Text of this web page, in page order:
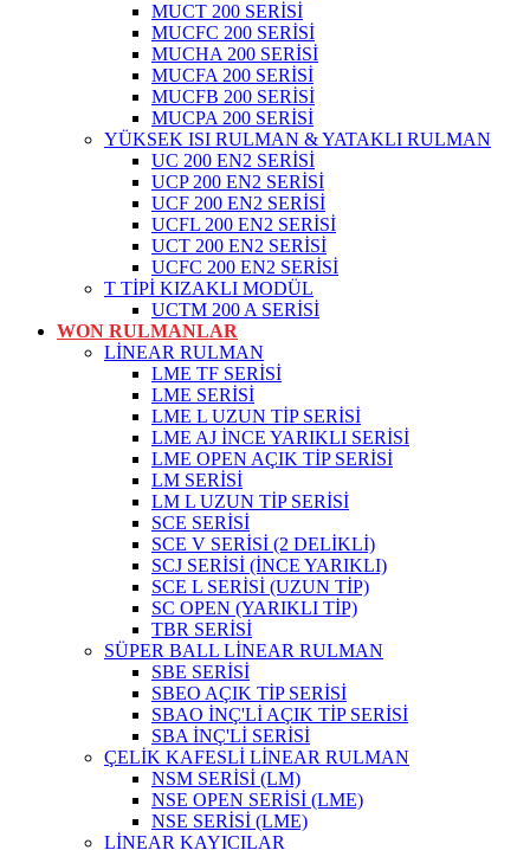
MUCT 200 SERİSİ
MUCFC 200 SERİSİ
MUCHA 200 SERİSİ
MUCFA 200 SERİSİ
MUCFB 200 SERİSİ
MUCPA 200 SERİSİ
YÜKSEK ISI RULMAN & YATAKLI RULMAN
UC 200 EN2 SERİSİ
UCP 200 EN2 SERİSİ
UCF 200 EN2 SERİSİ
UCFL 200 EN2 SERİSİ
UCT 200 EN2 SERİSİ
UCFC 200 EN2 SERİSİ
T TİPİ KIZAKLI MODÜL
UCTM 200 A SERİSİ
WON RULMANLAR
LİNEAR RULMAN
LME TF SERİSİ
LME SERİSİ
LME L UZUN TİP SERİSİ
LME AJ İNCE YARIKLI SERİSİ
LME OPEN AÇIK TİP SERİSİ
LM SERİSİ
LM L UZUN TİP SERİSİ
SCE SERİSİ
SCE V SERİSİ (2 DELİKLİ)
SCJ SERİSİ (İNCE YARIKLI)
SCE L SERİSİ (UZUN TİP)
SC OPEN (YARIKLI TİP)
TBR SERİSİ
SÜPER BALL LİNEAR RULMAN
SBE SERİSİ
SBEO AÇIK TİP SERİSİ
SBAO İNÇ'Lİ AÇIK TİP SERİSİ
SBA İNÇ'Lİ SERİSİ
ÇELİK KAFESLİ LİNEAR RULMAN
NSM SERİSİ (LM)
NSE OPEN SERİSİ (LME)
NSE SERİSİ (LME)
LİNEAR KAYICILAR